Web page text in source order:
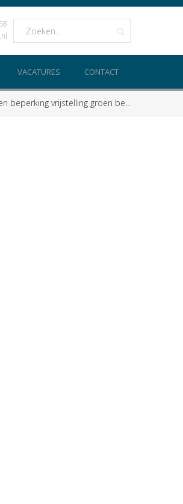
VACATURES CONTACT
beperking vrijstelling groen be...